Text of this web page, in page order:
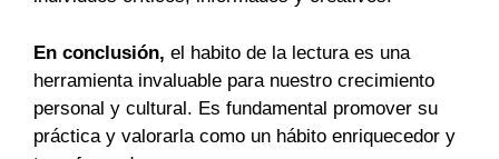
En conclusión, el habito de la lectura es una
herramienta invaluable para nuestro crecimiento
personal y cultural. Es fundamental promover su
práctica y valorarla como un hábito enriquecedor y